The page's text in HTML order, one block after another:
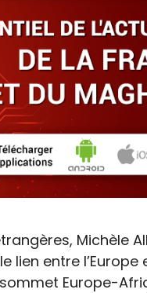
Michèle
lien entre l’Europe
Europe-